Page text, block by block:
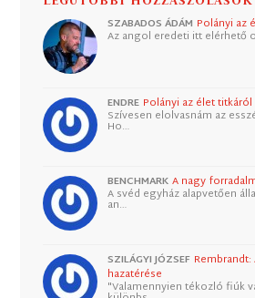
SZABADOS ÁDÁM Polányi az
Az angol eredeti itt elérhető
ENDRE Polányi az élet titkáról
Szívesen elolvasnám az
Ho…
BENCHMARK A nagy
A svéd egyház alapvetően
an…
SZILÁGYI JÓZSEF
hazatérése
"Valamennyien tékozló fiúk